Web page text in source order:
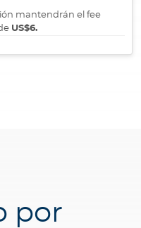
mantendrán el fee
US$6.
por